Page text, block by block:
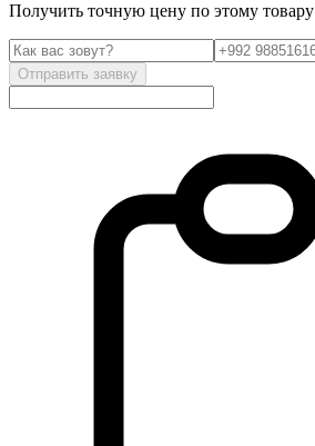
Получить точную цену по этому товару
Отправить заявку